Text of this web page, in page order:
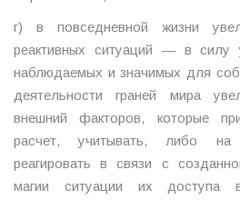
г) в повседневной жизни
реактивных ситуаций — в силу
наблюдаемых и значимых для
деятельности граней мира
внешний факторов, которые
расчет, учитывать, либо на
реагировать в связи с
магии ситуации их доступа